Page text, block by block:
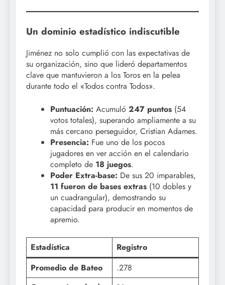
Un dominio estadístico indiscutible
Jiménez no solo cumplió con las expectativas de
su organización, sino que lideró departamentos
clave que mantuvieron a los Toros en la pelea
durante todo el «Todos contra Todos».
Puntuación: Acumuló 247 puntos (54
votos totales), superando ampliamente a su
más cercano perseguidor, Cristian Adames.
Presencia: Fue uno de los pocos
jugadores en ver acción en el calendario
completo de 18 juegos.
Poder Extra-base: De sus 20 imparables,
11 fueron de bases extras (10 dobles y
un cuadrangular), demostrando su
capacidad para producir en momentos de
apremio.
Estadística
Registro
Promedio de Bateo
.278